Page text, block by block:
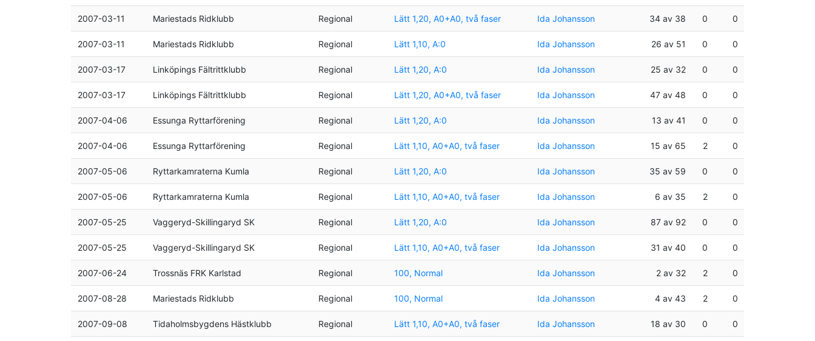
2007-03-11 Mariestads Ridklubb Regional Lätt 1,20, A0+A0, två faser Ida Johansson 34 av 38 0 0
2007-03-11 Mariestads Ridklubb Regional Lätt 1,10, A:0 Ida Johansson 26 av 51 0 0
2007-03-17 Linköpings Fältrittklubb Regional Lätt 1,20, A:0 Ida Johansson 25 av 32 0 0
2007-03-17 Linköpings Fältrittklubb Regional Lätt 1,20, A0+A0, två faser Ida Johansson 47 av 48 0 0
2007-04-06 Essunga Ryttarförening Regional Lätt 1,20, A:0 Ida Johansson 13 av 41 0 0
2007-04-06 Essunga Ryttarförening Regional Lätt 1,10, A0+A0, två faser Ida Johansson 15 av 65 2 0
2007-05-06 Ryttarkamraterna Kumla Regional Lätt 1,20, A:0 Ida Johansson 35 av 59 0 0
2007-05-06 Ryttarkamraterna Kumla Regional Lätt 1,10, A0+A0, två faser Ida Johansson 6 av 35 2 0
2007-05-25 Vaggeryd-Skillingaryd SK Regional Lätt 1,20, A:0 Ida Johansson 87 av 92 0 0
2007-05-25 Vaggeryd-Skillingaryd SK Regional Lätt 1,10, A0+A0, två faser Ida Johansson 31 av 40 0 0
2007-06-24 Trossnäs FRK Karlstad Regional 100, Normal Ida Johansson 2 av 32 2 0
2007-08-28 Mariestads Ridklubb Regional 100, Normal Ida Johansson 4 av 43 2 0
2007-09-08 Tidaholmsbygdens Hästklubb Regional Lätt 1,10, A0+A0, två faser Ida Johansson 18 av 30 0 0